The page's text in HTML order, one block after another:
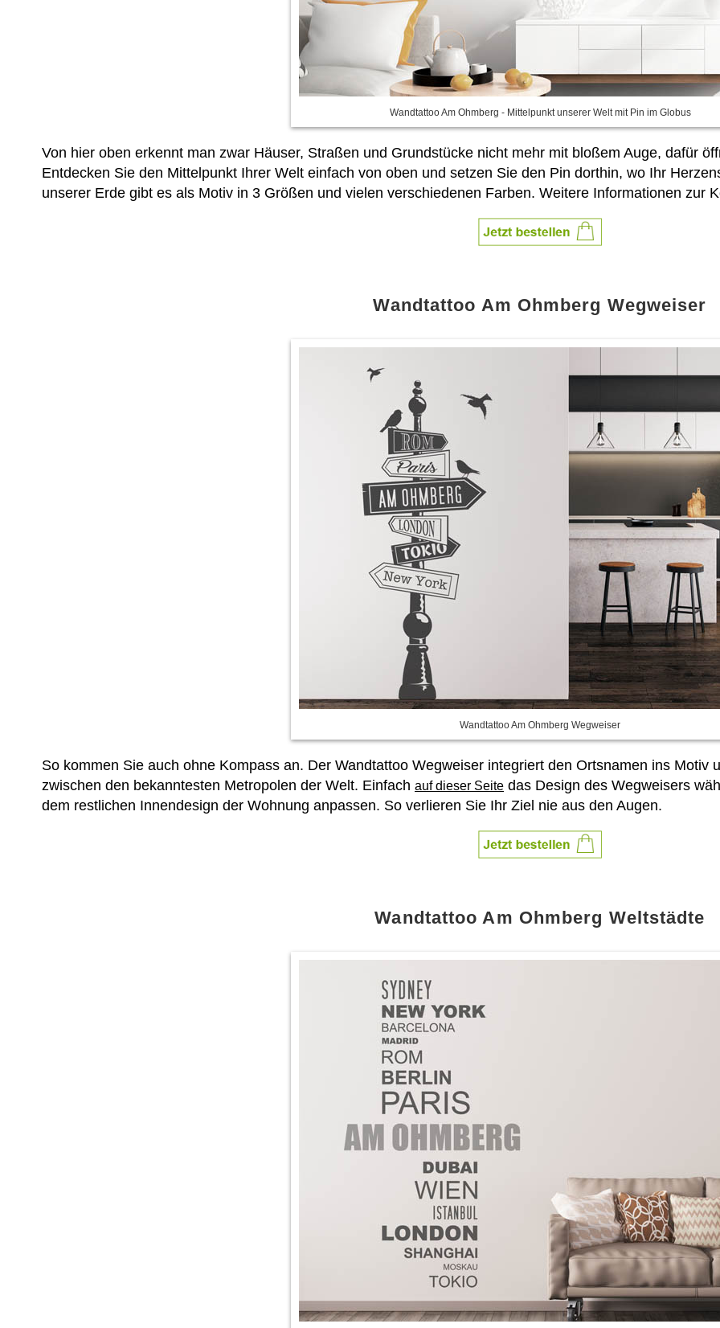
Wandtattoo Am Ohmberg - Mittelpunkt unserer Welt mit Pin im Globus
Von hier oben erkennt man zwar Häuser, Straßen und Grundstücke nicht mehr mit bloßem Auge, dafür
Entdecken Sie den Mittelpunkt Ihrer Welt einfach von oben und setzen Sie den Pin dorthin, wo Ihr
unserer Erde gibt es als Motiv in 3 Größen und vielen verschiedenen Farben. Weitere Informationen zur
Wandtattoo Am Ohmberg Wegweiser
Wandtattoo Am Ohmberg Wegweiser
So kommen Sie auch ohne Kompass an. Der Wandtattoo Wegweiser integriert den Ortsnamen ins Motiv
zwischen den bekanntesten Metropolen der Welt. Einfach auf dieser Seite das Design des Wegweisers
dem restlichen Innendesign der Wohnung anpassen. So verlieren Sie Ihr Ziel nie aus den Augen.
Wandtattoo Am Ohmberg Weltstädte